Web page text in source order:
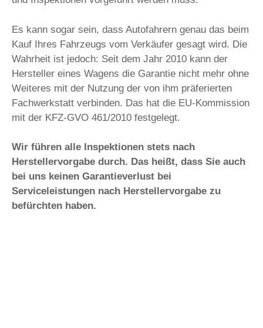
Es kann sogar sein, dass Autofahrern genau das beim
Kauf Ihres Fahrzeugs vom Verkäufer gesagt wird. Die
Wahrheit ist jedoch: Seit dem Jahr 2010 kann der
Hersteller eines Wagens die Garantie nicht mehr ohne
Weiteres mit der Nutzung der von ihm präferierten
Fachwerkstatt verbinden. Das hat die EU-Kommission
mit der KFZ-GVO 461/2010 festgelegt.
Wir führen alle Inspektionen stets nach
Herstellervorgabe durch. Das heißt, dass Sie auch
bei uns keinen Garantieverlust bei
Serviceleistungen nach Herstellervorgabe zu
befürchten haben.